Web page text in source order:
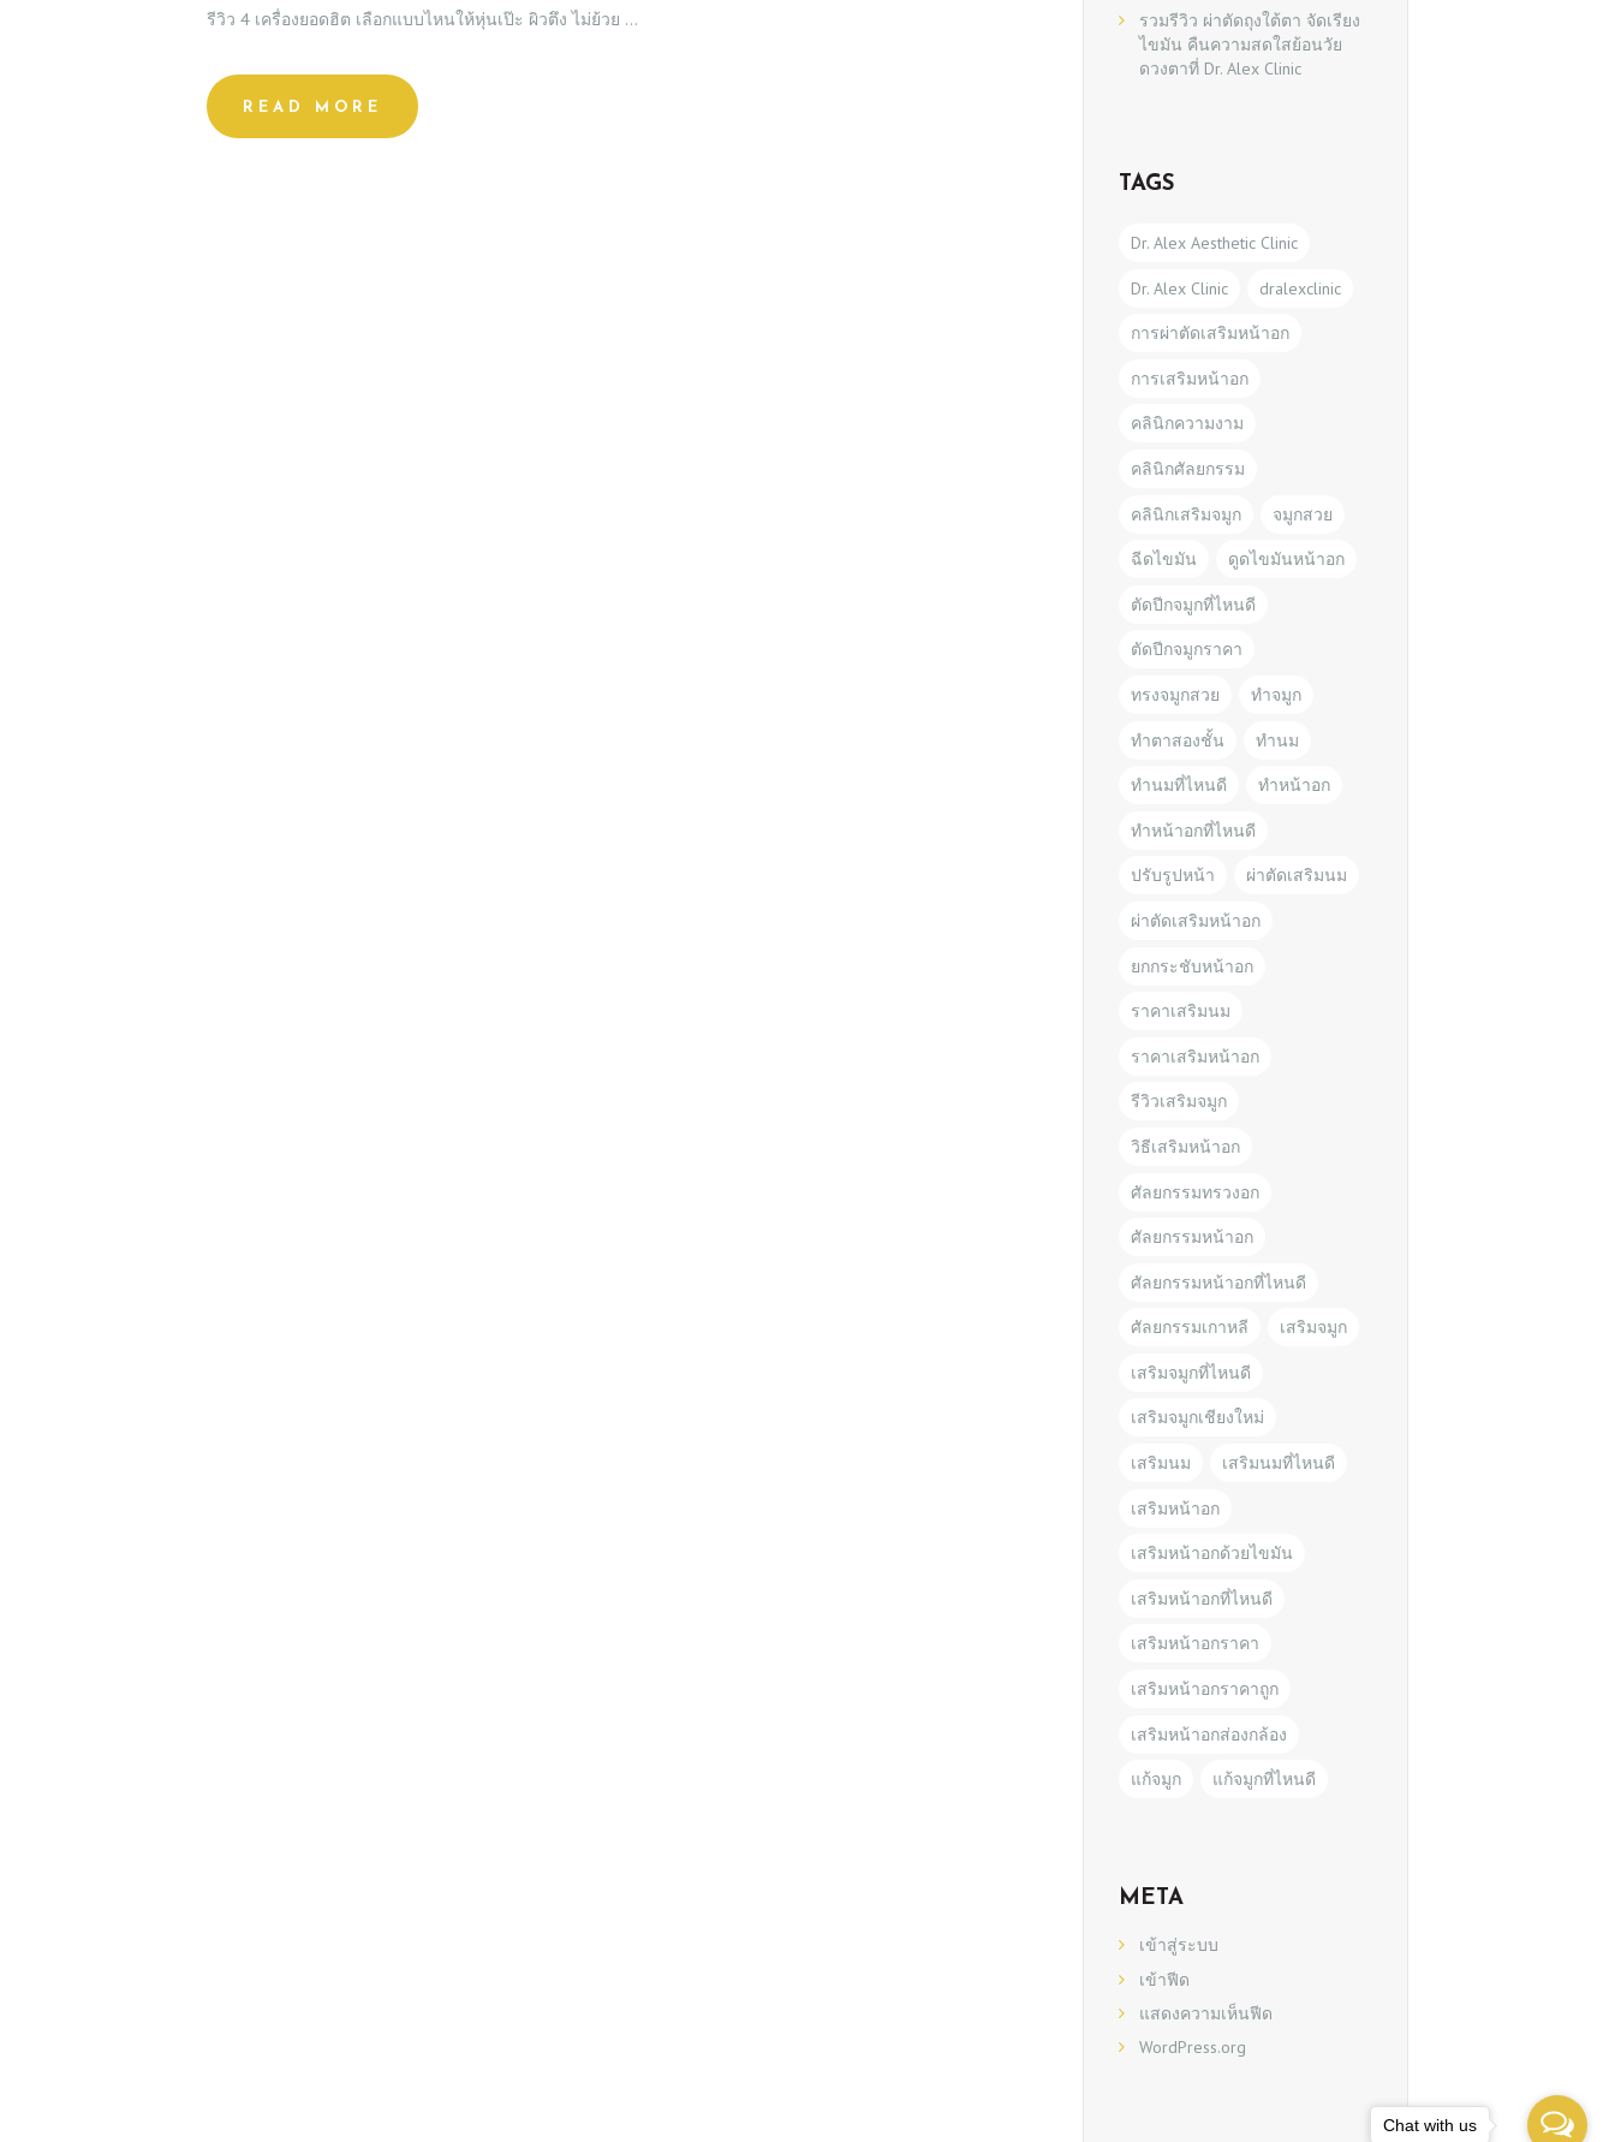
CONSULT &
RESERVATION
รีวิว 4 เครื่องยอดฮิต เลือกแบบไหนให้หุ่นเป๊ะ ผิวตึง ไม่ย้วย …
READ MORE
รวมรีวิว ผ่าตัดถุงใต้ตา จัดเรียง
ไขมัน คืนความสดใสย้อนวัย
ดวงตาที่ Dr. Alex Clinic
TAGS
Dr. Alex Aesthetic Clinic
Dr. Alex Clinic dralexclinic
การผ่าตัดเสริมหน้าอก
การเสริมหน้าอก
คลินิกความงาม
คลินิกศัลยกรรม
คลินิกเสริมจมูก จมูกสวย
ฉีดไขมัน ดูดไขมันหน้าอก
ตัดปีกจมูกที่ไหนดี
ตัดปีกจมูกราคา
ทรงจมูกสวย ทำจมูก
ทำตาสองชั้น ทำนม
ทำนมที่ไหนดี ทำหน้าอก
ทำหน้าอกที่ไหนดี
ปรับรูปหน้า ผ่าตัดเสริมนม
ผ่าตัดเสริมหน้าอก
ยกกระชับหน้าอก
ราคาเสริมนม
ราคาเสริมหน้าอก
รีวิวเสริมจมูก
วิธีเสริมหน้าอก
ศัลยกรรมทรวงอก
ศัลยกรรมหน้าอก
ศัลยกรรมหน้าอกที่ไหนดี
ศัลยกรรมเกาหลี เสริมจมูก
เสริมจมูกที่ไหนดี
เสริมจมูกเชียงใหม่
เสริมนม เสริมนมที่ไหนดี
เสริมหน้าอก
เสริมหน้าอกด้วยไขมัน
เสริมหน้าอกที่ไหนดี
เสริมหน้าอกราคา
เสริมหน้าอกราคาถูก
เสริมหน้าอกส่องกล้อง
แก้จมูก แก้จมูกที่ไหนดี
META
เข้าสู่ระบบ
เข้าฟีด
แสดงความเห็นฟีด
WordPress.org
Chat with us